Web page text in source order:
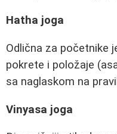
Hatha joga
Odlična za početnike
pokrete i položaje
sa naglaskom na
Vinyasa joga